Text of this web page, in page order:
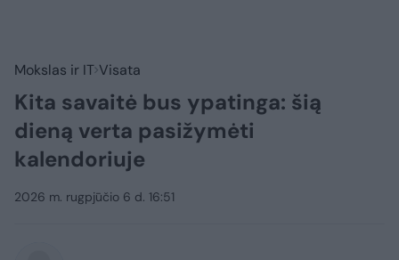
Mokslas ir IT Visata
Kita savaitė bus ypatinga: šią
dieną verta pasižymėti
kalendoriuje
2026 m. rugpjūčio 6 d. 16:51